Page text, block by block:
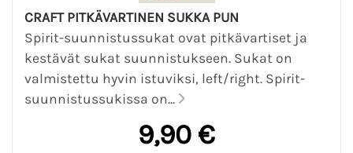
CRAFT PITKÄVARTINEN SUKKA PUN
Spirit-suunnistussukat ovat pitkävartiset ja
kestävät sukat suunnistukseen. Sukat on
valmistettu hyvin istuviksi, left/right. Spirit-
suunnistussukissa on...
9,90 €